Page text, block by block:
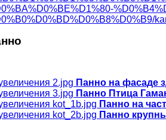
Панно на фасаде
Панно Птица
Панно на
Панно